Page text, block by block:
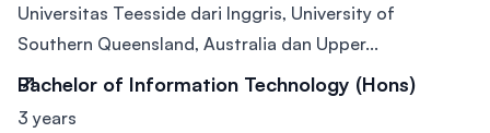
Universitas Teesside dari Inggris, University of
Southern Queensland, Australia dan Upper...
Bachelor of Information Technology (Hons)
3 years